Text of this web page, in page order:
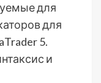
для
для
5.
и